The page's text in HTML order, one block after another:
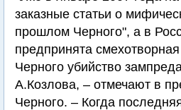
заказные статьи о
прошлом Черного", а в
предпринята
Черного убийство
А.Козлова, – отмечают в
Черного. – Когда